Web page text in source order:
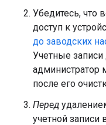
Убедитесь, что
доступ к
до заводских
Учетные
администратор
после его
Перед
учетной записи